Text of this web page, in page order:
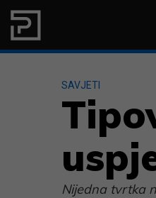
Skip to content
SAVJETI
Nijedna tvrtka